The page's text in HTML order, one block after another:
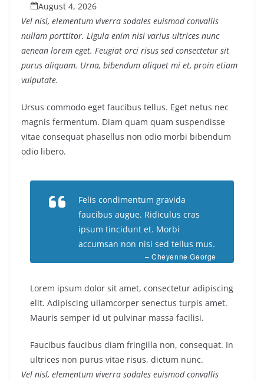
August 4, 2026
Vel nisl, elementum viverra sodales euismod convallis
nullam porttitor. Ligula enim nisi varius ultrices nunc
aenean lorem eget. Feugiat orci risus sed consectetur sit
purus aliquam. Urna, bibendum aliquet mi et, proin etiam
vulputate.
Ursus commodo eget faucibus tellus. Eget netus nec
magnis fermentum. Diam quam quam suspendisse
vitae consequat phasellus non odio morbi bibendum
odio libero.
Felis condimentum gravida
faucibus augue. Ridiculus cras
ipsum tincidunt et. Morbi
accumsan non nisi sed tellus mus.
– Cheyenne George
Lorem ipsum dolor sit amet, consectetur adipiscing
elit. Adipiscing ullamcorper senectus turpis amet.
Mauris semper id ut pulvinar massa facilisi.
Faucibus faucibus diam fringilla non, consequat. In
ultrices non purus vitae risus, dictum nunc.
Vel nisl, elementum viverra sodales euismod convallis